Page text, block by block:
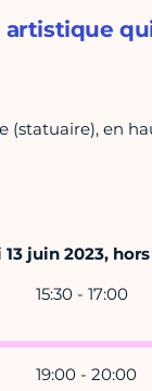
(statuaire), en
juin 2023,
15:30 - 17:00
19:00 - 20:00